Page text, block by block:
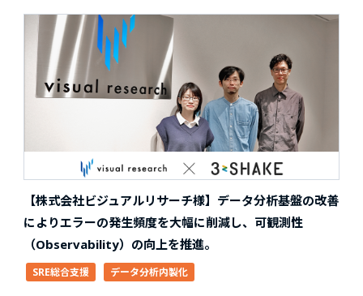
【株式会社ビジュアルリサーチ様】データ分析基盤の改善
によりエラーの発生頻度を大幅に削減し、可観測性
（Observability）の向上を推進。
SRE総合支援 データ分析内製化